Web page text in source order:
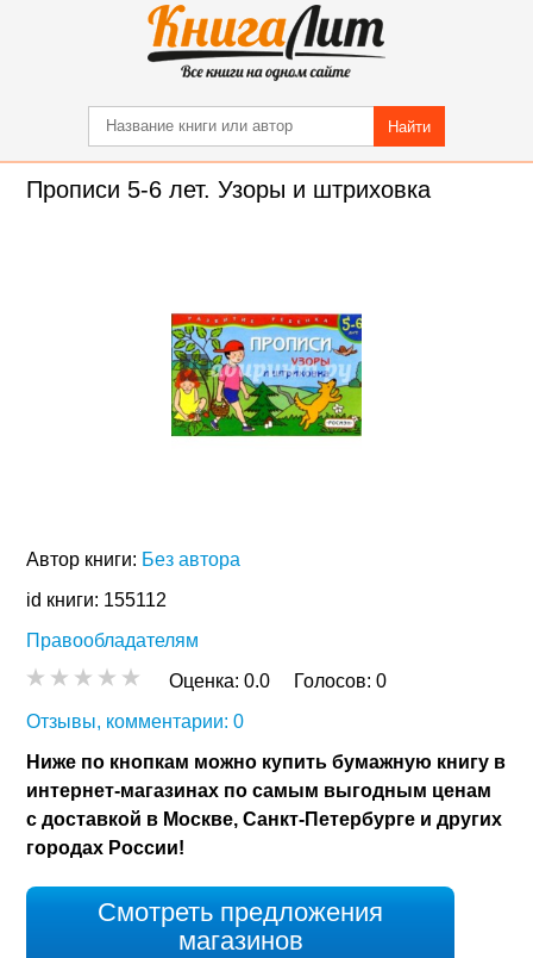
Найти
Прописи 5-6 лет. Узоры и штриховка
Автор книги: Без автора
id книги: 155112
Правообладателям
Оценка:0.0 Голосов:0
Отзывы, комментарии: 0
Ниже по кнопкам можно купить бумажную книгу в
интернет-магазинах по самым выгодным ценам
с доставкой в Москве, Санкт-Петербурге и других
городах России!
Смотреть предложения
магазинов